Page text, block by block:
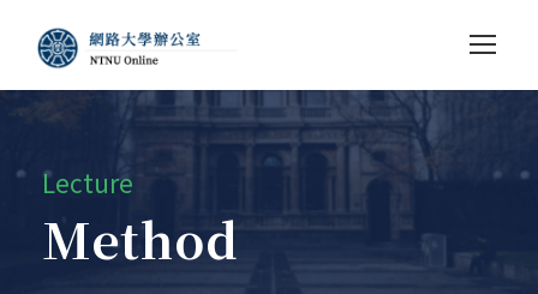
Lecture
Method